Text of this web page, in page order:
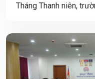
Tháng Thanh niên,